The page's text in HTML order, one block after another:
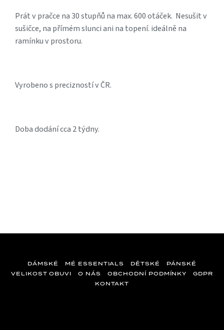
Prát v pračce na 30 stupňů na max. 600 otáček. Nesušit v
sušičce, na přímém slunci ani na topení. ideálně na
ramínku v prostoru.
Vyrobeno s precizností v ČR.
Doba dodání cca 2 týdny.
DÁMSKÉ MÉ ESSENTIALS DĚTSKÉ
PÁNSKÉ
VELIKOST OBUVI
O NÁS OBCHODNÍ PODMÍNKY
GDPR
KONTAKT